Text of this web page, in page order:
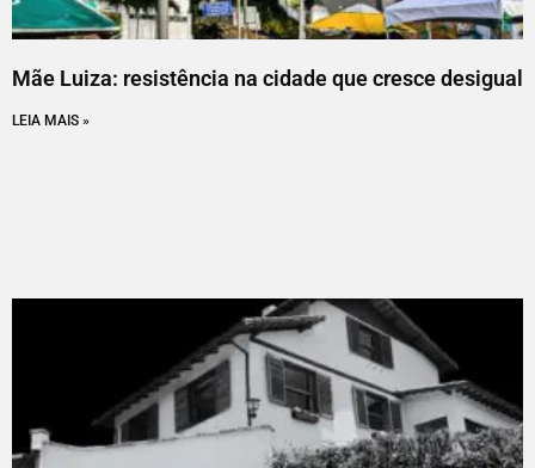
Mãe Luiza: resistência na cidade que cresce desigual
LEIA MAIS »